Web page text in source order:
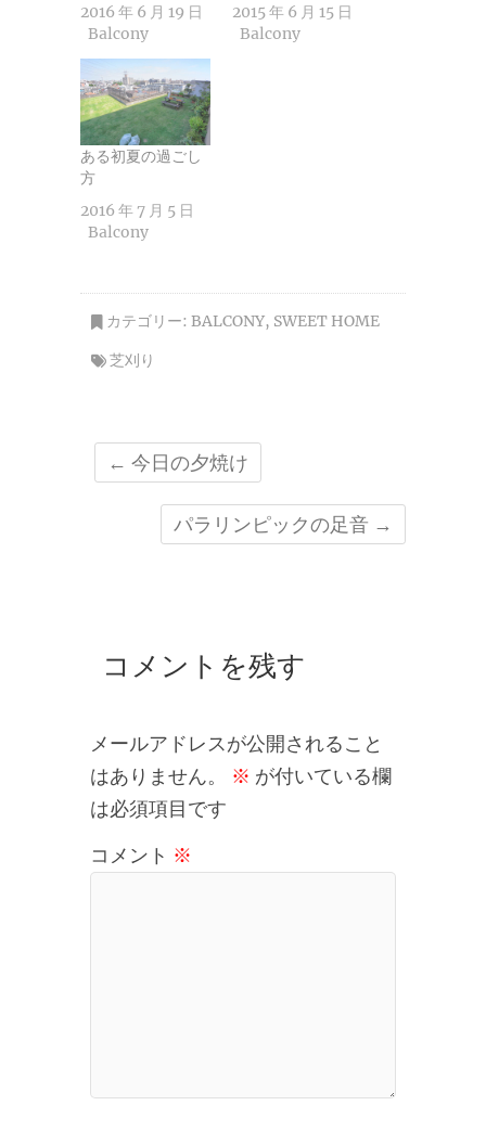
2016 年 6 月 19 日
Balcony
2015 年 6 月 15 日
Balcony
ある初夏の過ごし
方
2016 年 7 月 5 日
Balcony
カテゴリー: BALCONY, SWEET HOME
芝刈り
← 今日の夕焼け
パラリンピックの足音 →
コメントを残す
メールアドレスが公開されること
はありません。
※ が付いている欄
は必須項目です
コメント ※